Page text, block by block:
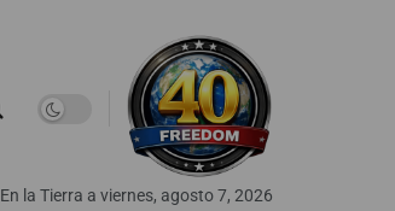
En la Tierra a viernes, agosto 7, 2026